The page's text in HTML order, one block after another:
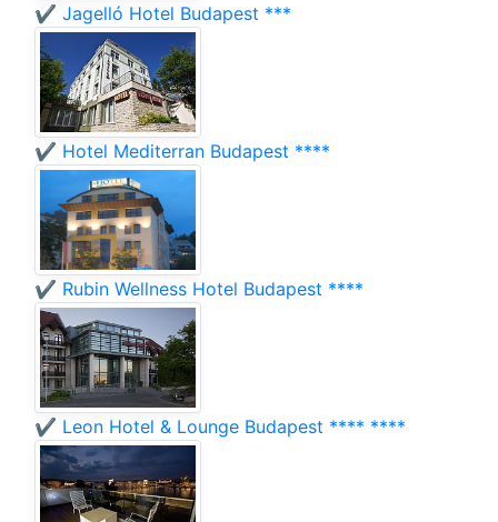
✔️ Jagelló Hotel Budapest ***
✔️ Hotel Mediterran Budapest ****
✔️ Rubin Wellness Hotel Budapest ****
✔️ Leon Hotel & Lounge Budapest **** ****